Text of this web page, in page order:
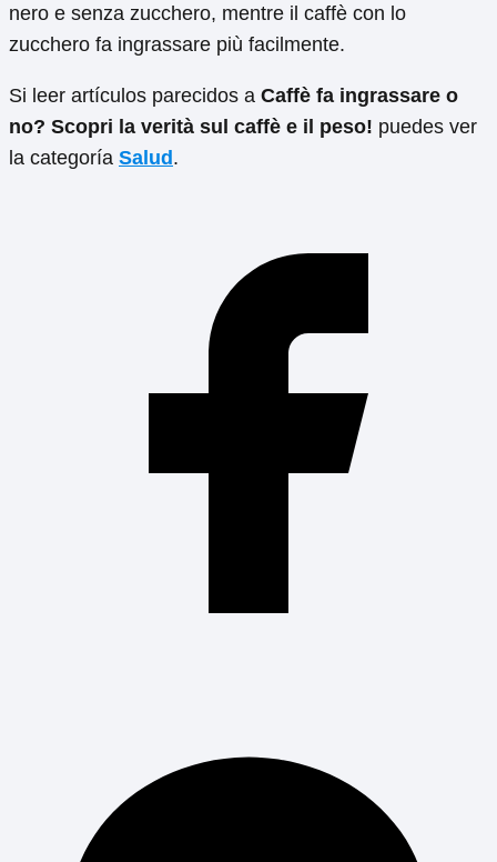
nero e senza zucchero, mentre il caffè con lo
zucchero fa ingrassare più facilmente.
Si leer artículos parecidos a Caffè fa ingrassare o
no? Scopri la verità sul caffè e il peso! puedes ver
la categoría Salud.